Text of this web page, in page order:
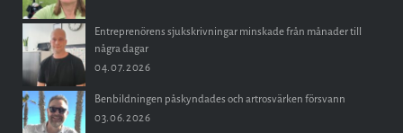
Entreprenörens sjukskrivningar minskade från månader till
några dagar
04.07.2026
Benbildningen påskyndades och artrosvärken försvann
03.06.2026